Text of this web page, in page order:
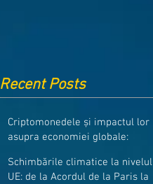
Recent Posts
Criptomonedele și impactul lor
asupra economiei globale:
Schimbările climatice la nivelul
UE: de la Acordul de la Paris la